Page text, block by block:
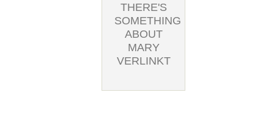
THERE'S
SOMETHING
ABOUT
MARY
VERLINKT